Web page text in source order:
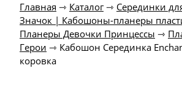
Главная ⇾ Каталог⇾ Серединки
Значок | Кабошоны-планеры
Планеры Девочки Принцессы ⇾
Герои ⇾ Кабошон Серединка
коровка